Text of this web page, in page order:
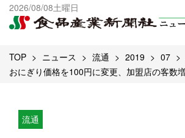
2026/08/08土曜日
出版物一覧へ
試読・購読申し込み
TOP ニュース 流通 2019 07
おにぎり価格を100円に変更、加盟店の客数
流通